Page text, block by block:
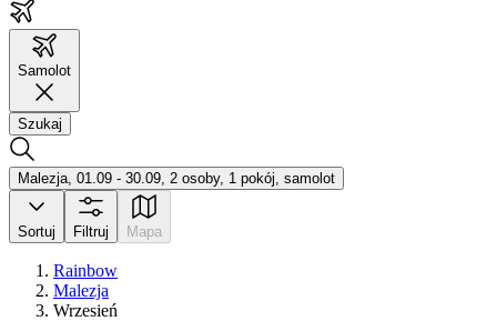
Samolot
Szukaj
Malezja, 01.09 - 30.09, 2 osoby, 1 pokój, samolot
Sortuj Filtruj Mapa
Rainbow
Malezja
Wrzesień